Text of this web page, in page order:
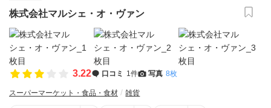
株式会社マルシェ・オ・ヴァン
3.22 口コミ 1件 写真 8枚
スーパーマーケット・食品・食材 雑貨